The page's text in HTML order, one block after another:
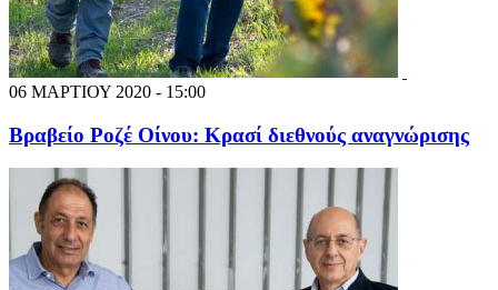
06 ΜΑΡΤΙΟΥ 2020 - 15:00
Βραβείο Ροζέ Οίνου: Κρασί διεθνούς αναγνώρισης